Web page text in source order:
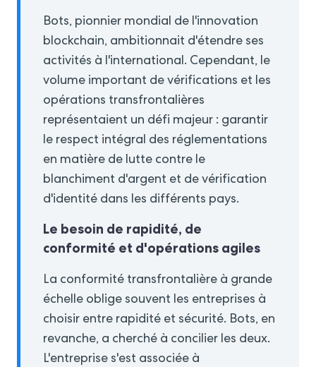
Bots, pionnier mondial de l'innovation
blockchain, ambitionnait d'étendre ses
activités à l'international. Cependant, le
volume important de vérifications et les
opérations transfrontalières
représentaient un défi majeur : garantir
le respect intégral des réglementations
en matière de lutte contre le
blanchiment d'argent et de vérification
d'identité dans les différents pays.
Le besoin de rapidité, de
conformité et d'opérations agiles
La conformité transfrontalière à grande
échelle oblige souvent les entreprises à
choisir entre rapidité et sécurité. Bots, en
revanche, a cherché à concilier les deux.
L'entreprise s'est associée à